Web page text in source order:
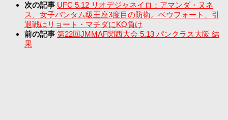
次の記事 UFC 5.12 リオデジャネイロ：アマンダ・ヌネ
ス、女子バンタム級王座3度目の防衛。ベウフォート、引
退戦はリョート・マチダにKO負け
前の記事 第22回JMMAF関西大会 5.13 パンクラス大阪 結
果